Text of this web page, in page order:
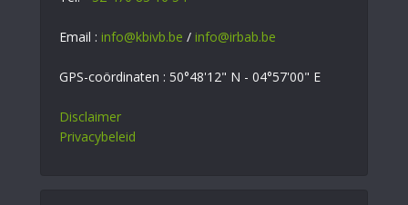
Email : info@kbivb.be / info@irbab.be
GPS-coördinaten : 50°48'12" N - 04°57'00" E
Disclaimer
Privacybeleid